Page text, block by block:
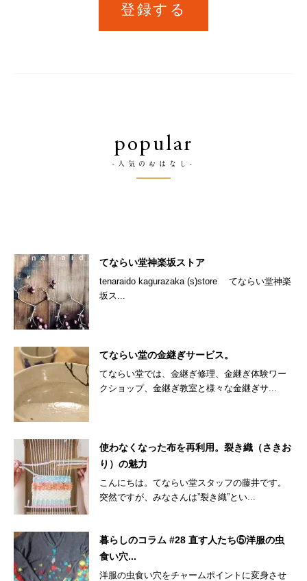
登録する
popular
-人気のおはなし-
てならい堂神楽坂ストア
tenaraido kagurazaka (s)store てならい堂神楽
坂ス...
てならい堂の金継ぎサービス。
てならい堂では、金継ぎ修理、金継ぎ体験ワー
クショップ、金継ぎ教室と様々な金継ぎサ...
使わなくなった布を再利用。裂き織（さきお
り）の魅力
こんにちは。てならい堂スタッフの藤井です。
突然ですが、みなさんは”裂き織”とい...
暮らしのコラム #28 直す人たち⑤洋服の虫
食い穴...
洋服の虫食い穴をチャームポイントに変身させ